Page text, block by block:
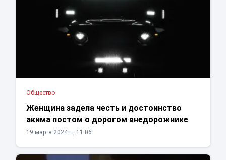
Общество
Женщина задела честь и достоинство
акима постом о дорогом внедорожнике
19 марта 2024 г., 11:06